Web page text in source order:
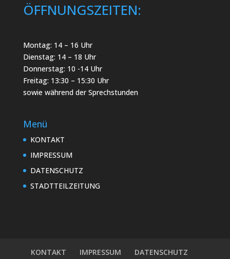
ÖFFNUNGSZEITEN:
Montag: 14 – 16 Uhr
Dienstag: 14 – 18 Uhr
Donnerstag: 10 -14 Uhr
Freitag: 13:30 – 15:30 Uhr
sowie während der Sprechstunden
Menü
KONTAKT
IMPRESSUM
DATENSCHUTZ
STADTTEILZEITUNG
KONTAKT IMPRESSUM DATENSCHUTZ